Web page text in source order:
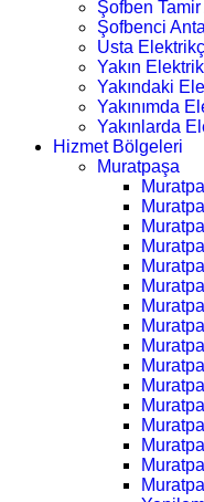
Şofben
Şofbenci
Usta
Yakın
Yakındaki
Yakınımda
Yakınlarda
Hizmet Bölgeleri
Muratpaşa